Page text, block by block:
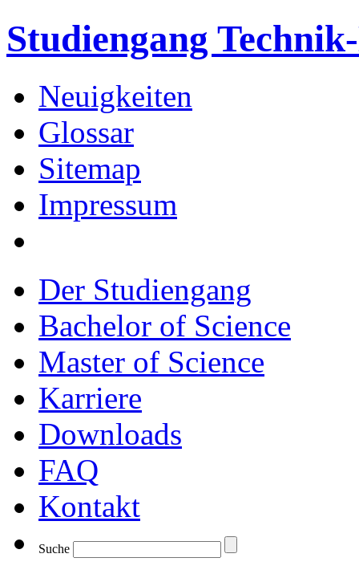
Studiengang
Neuigkeiten
Glossar
Sitemap
Impressum
Der Studiengang
Bachelor of Science
Master of Science
Karriere
Downloads
FAQ
Kontakt
Suche